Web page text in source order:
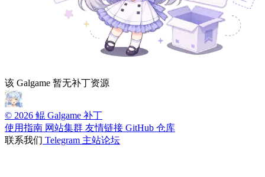
该 Galgame 暂无补丁资源
© 2026 鲲 Galgame 补丁
使用指南 网站集群 友情链接 GitHub 仓库
联系我们 Telegram 主站论坛